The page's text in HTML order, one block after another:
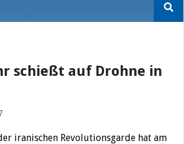
nach:
schießt auf Drohne in
iranischen Revolutionsgarde hat am